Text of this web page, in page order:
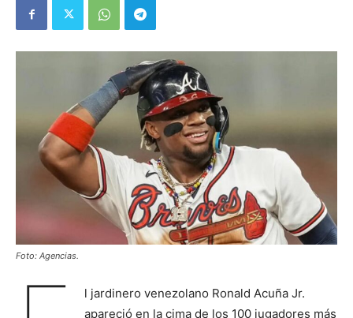
Foto: Agencias.
l jardinero venezolano Ronald Acuña Jr.
apareció en la cima de los 100 jugadores más